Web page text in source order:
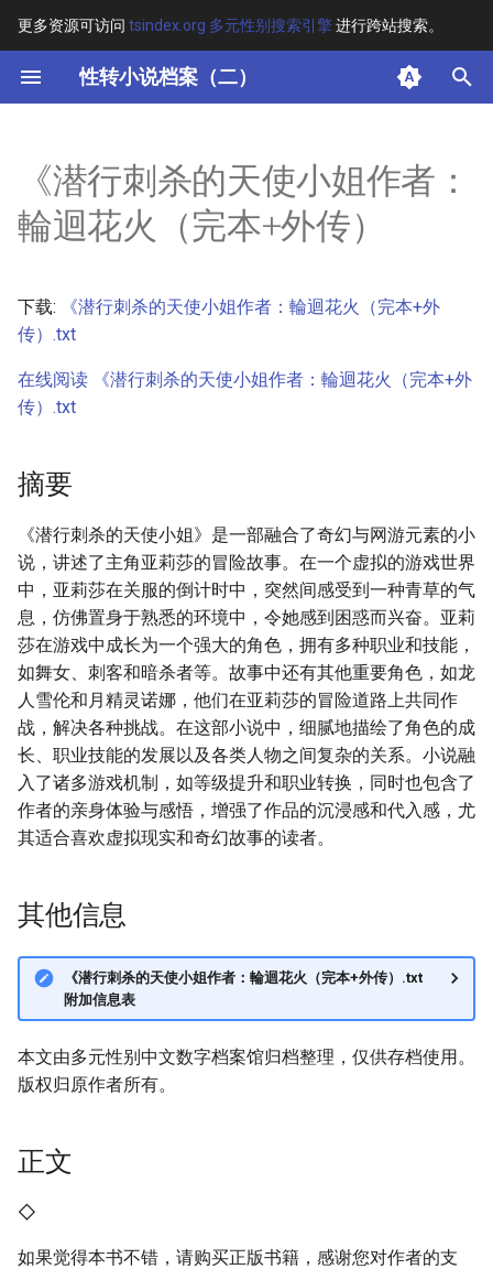
更多资源可访问 tsindex.org 多元性别搜索引擎进行跨站搜索。
性转小说档案（二）
键
始
索
其他信息
《潜行刺杀的天使小姐作者：
輪迴花火（完本+外传）
下载:
《潜行刺杀的天使小姐作者：輪迴花火（完本+外
传）.txt
在线阅读 《潜行刺杀的天使小姐作者：輪迴花火（完本+外
传）.txt
摘要
《潜行刺杀的天使小姐》是一部融合了奇幻与网游元素的小
说，讲述了主角亚莉莎的冒险故事。在一个虚拟的游戏世界
中，亚莉莎在关服的倒计时中，突然间感受到一种青草的气
息，仿佛置身于熟悉的环境中，令她感到困惑而兴奋。亚莉
莎在游戏中成长为一个强大的角色，拥有多种职业和技能，
如舞女、刺客和暗杀者等。故事中还有其他重要角色，如龙
人雪伦和月精灵诺娜，他们在亚莉莎的冒险道路上共同作
战，解决各种挑战。在这部小说中，细腻地描绘了角色的成
长、职业技能的发展以及各类人物之间复杂的关系。小说融
入了诸多游戏机制，如等级提升和职业转换，同时也包含了
作者的亲身体验与感悟，增强了作品的沉浸感和代入感，尤
其适合喜欢虚拟现实和奇幻故事的读者。
其他信息
《潜行刺杀的天使小姐作者：輪迴花火（完本+外传）.txt
附加信息表
本文由多元性别中文数字档案馆归档整理，仅供存档使用。
版权归原作者所有。
正文
◇
如果觉得本书不错，请购买正版书籍，感谢您对作者的支